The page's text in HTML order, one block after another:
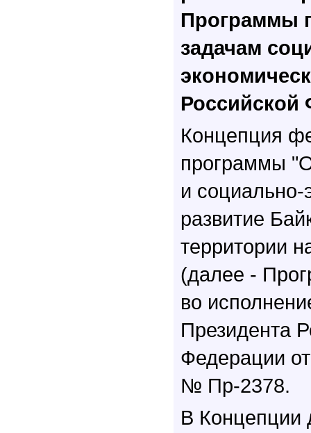
Программы
задачам
Российской
Концепция
программы
и социально-
развитие
территории
(далее -
во
Президента
Федерации
№ Пр-2378.
В Концепции